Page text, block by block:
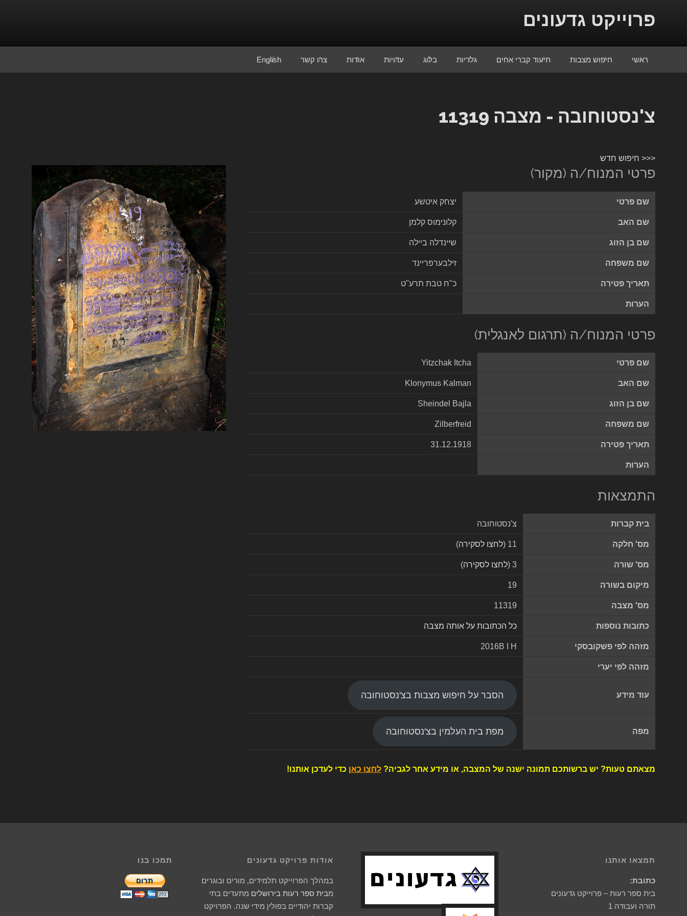
פרוייקט גדעונים
ראשי חיפוש מצבות תיעוד קברי אחים גלריות בלוג עדויות אודות צרו קשר English
צ'נסטוחובה - מצבה 11319
<<< חיפוש חדש
פרטי המנוח/ה (מקור)
שם פרטי יצחק איטשע
שם האב קלונימוס קלמן
שם בן הזוג שיינדלה ביילה
שם משפחה זילבערפריינד
תאריך פטירה כ"ח טבת תרע"ט
הערות
פרטי המנוח/ה (תרגום לאנגלית)
שם פרטי Yitzchak Itcha
שם האב Klonymus Kalman
שם בן הזוג Sheindel Bajla
שם משפחה Zilberfreid
תאריך פטירה 31.12.1918
הערות
התמצאות
בית קברות צ'נסטוחובה
מס' חלקה 11 ( לחצו לסקירה)
מס' שורה 3 ( לחצו לסקירה)
מיקום בשורה 19
מס' מצבה 11319
כתובות נוספות כל הכתובות על אותה מצבה
מזהה לפי פשקובסקי 2016B I H
מזהה לפי יערי
עוד מידע הסבר על חיפוש מצבות בצ'נסטוחובה
מפה מפת בית העלמין בצ'נסטוחובה
מצאתם טעות? יש ברשותכם תמונה ישנה של המצבה, או מידע אחר לגביה? לחצו כאן כדי לעדכן אותנו!
תמצאו אותנו
כתובת:
בית ספר רעות – פרוייקט גדעונים
תורה ועבודה 1
אודות פרויקט גדעונים
במהלך הפרוייקט תלמידים, מורים ובוגרים
מבית ספר רעות בירושלים מתעדים בתי
קברות יהודיים בפולין מידי שנה. הפרויקט
תמכו בנו